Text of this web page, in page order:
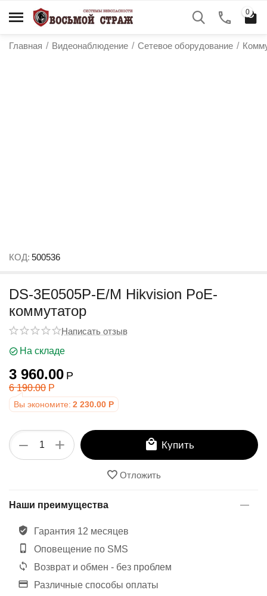
0
Главная / Видеонаблюдение / Сетевое оборудование /
КОД: 500536
DS-3E0505P-E/M Hikvision PoE-
коммутатор
Написать отзыв
На складе
3 960.00 Р
6 190.00 Р
Вы экономите: 2 230.00 Р
+
− Купить
Отложить
Наши преимущества
Гарантия 12 месяцев
Оповещение по SMS
Возврат и обмен - без проблем
Различные способы оплаты